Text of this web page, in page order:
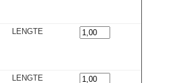
LENGTE
LENGTE